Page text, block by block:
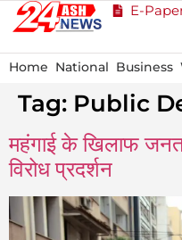
E-
Home National Business
Tag: Public
महंगाई के खिलाफ
विरोध प्रदर्शन